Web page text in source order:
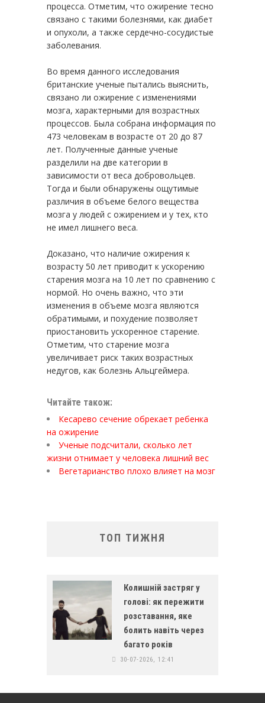
процесса. Отметим, что ожирение тесно
связано с такими болезнями, как диабет
и опухоли, а также сердечно-сосудистые
заболевания.
Во время данного исследования
британские ученые пытались выяснить,
связано ли ожирение с изменениями
мозга, характерными для возрастных
процессов. Была собрана информация по
473 человекам в возрасте от 20 до 87
лет. Полученные данные ученые
разделили на две категории в
зависимости от веса добровольцев.
Тогда и были обнаружены ощутимые
различия в объеме белого вещества
мозга у людей с ожирением и у тех, кто
не имел лишнего веса.
Доказано, что наличие ожирения к
возрасту 50 лет приводит к ускорению
старения мозга на 10 лет по сравнению с
нормой. Но очень важно, что эти
изменения в объеме мозга являются
обратимыми, и похудение позволяет
приостановить ускоренное старение.
Отметим, что старение мозга
увеличивает риск таких возрастных
недугов, как болезнь Альцгеймера.
Читайте також:
Кесарево сечение обрекает ребенка
на ожирение
Ученые подсчитали, сколько лет
жизни отнимает у человека лишний вес
Вегетарианство плохо влияет на мозг
ТОП ТИЖНЯ
Колишній застряг у
голові: як пережити
розставання, яке
болить навіть через
багато років
30-07-2026, 12:41